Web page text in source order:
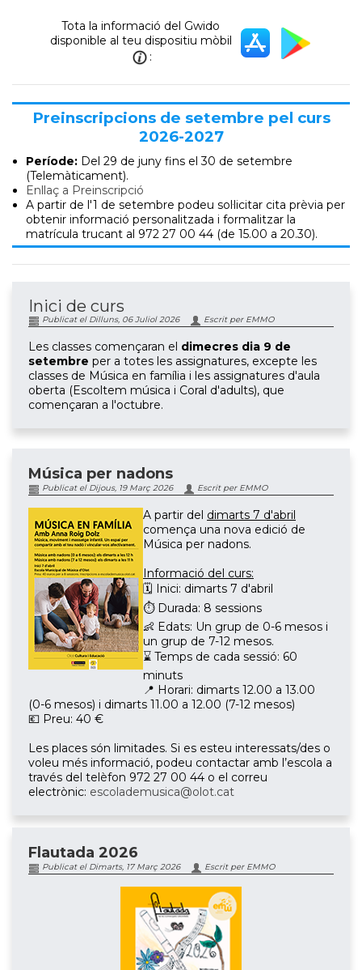
Tota la informació del Gwido
disponible al teu dispositiu mòbil
:
Preinscripcions de setembre pel curs
2026-2027
Període: Del 29 de juny fins el 30 de setembre
(Telemàticament).
Enllaç a Preinscripció
A partir de l'1 de setembre podeu sol·licitar cita prèvia per
obtenir informació personalitzada i formalitzar la
matrícula trucant al 972 27 00 44 (de 15.00 a 20.30).
Inici de curs
Publicat el Dilluns, 06 Juliol 2026 Escrit per EMMO
Les classes començaran el dimecres dia 9 de
setembre per a totes les assignatures, excepte les
classes de Música en família i les assignatures d'aula
oberta (Escoltem música i Coral d'adults), que
començaran a l'octubre.
Música per nadons
Publicat el Dijous, 19 Març 2026 Escrit per EMMO
A partir del dimarts 7 d'abril
comença una nova edició de
Música per nadons.
Informació del curs:
🗓 Inici: dimarts 7 d'abril
⏱ Durada: 8 sessions
👶 Edats: Un grup de 0-6 mesos i
un grup de 7-12 mesos.
⌛ Temps de cada sessió: 60
minuts
📍 Horari: dimarts 12.00 a 13.00
(0-6 mesos) i dimarts 11.00 a 12.00 (7-12 mesos)
💶 Preu: 40 €
Les places són limitades. Si es esteu interessats/des o
voleu més informació, podeu contactar amb l’escola a
través del telèfon 972 27 00 44 o el correu
electrònic: escolademusica@olot.cat
Flautada 2026
Publicat el Dimarts, 17 Març 2026 Escrit per EMMO